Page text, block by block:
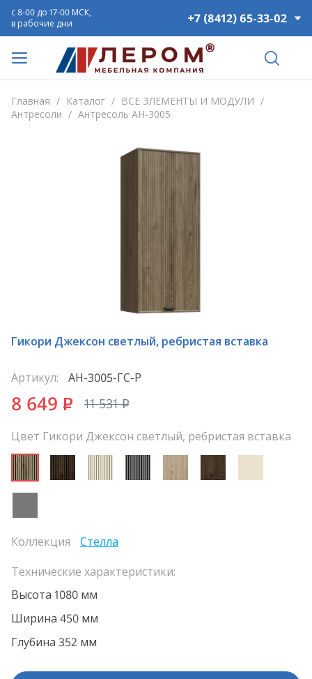
+7 (8412) 65-33-02
с 8-00 до 17-00 МСК,
в рабочие дни
Главная / Каталог / ВСЕ ЭЛЕМЕНТЫ И МОДУЛИ /
Антресоли / Антресоль АН-3005
Гикори Джексон светлый, ребристая вставка
Артикул: АН-3005-ГС-Р
8 649 P 11 531P
Цвет Гикори Джексон светлый, ребристая вставка
Коллекция
Стелла
Технические характеристики:
Высота 1080 мм
Ширина 450 мм
Глубина 352 мм